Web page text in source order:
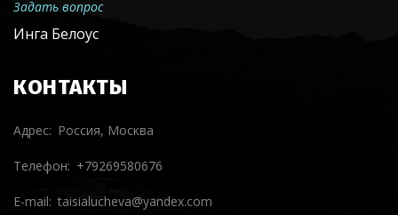
Задать вопрос
Инга Белоус
КОНТАКТЫ
Адрес Россия, Москва
Телефон +79269580676
E-mail taisialucheva@yandex.com